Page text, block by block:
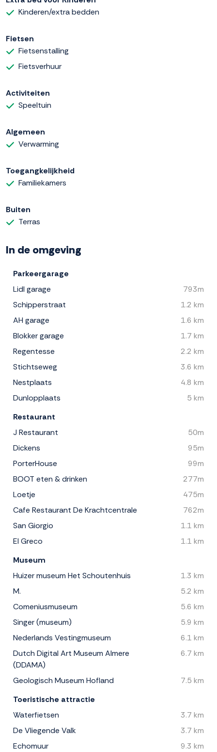
Kinderen/extra bedden
Fietsen
Fietsenstalling
Fietsverhuur
Activiteiten
Speeltuin
Algemeen
Verwarming
Toegangkelijkheid
Familiekamers
Buiten
Terras
In de omgeving
Parkeergarage
Lidl garage
793m
Schipperstraat
1.2 km
AH garage
1.6 km
Blokker garage
1.7 km
Regentesse
2.2 km
Stichtseweg
3.6 km
Nestplaats
4.8 km
Dunlopplaats
5 km
Restaurant
J Restaurant
50m
Dickens
95m
PorterHouse
99m
BOOT eten & drinken
277m
Loetje
475m
Cafe Restaurant De Krachtcentrale
762m
San Giorgio
1.1 km
El Greco
1.1 km
Museum
Huizer museum Het Schoutenhuis
1.3 km
M.
5.2 km
Comeniusmuseum
5.6 km
Singer (museum)
5.9 km
Nederlands Vestingmuseum
6.1 km
Dutch Digital Art Museum Almere
(DDAMA)
6.7 km
Geologisch Museum Hofland
7.5 km
Toeristische attractie
Waterfietsen
3.7 km
De Vliegende Valk
3.7 km
Echomuur
9.3 km